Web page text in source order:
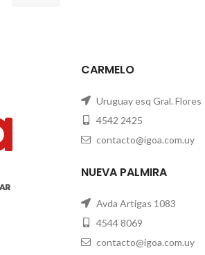
CARMELO
Uruguay esq Gral. Flores
4542 2425
contacto@igoa.com.uy
NUEVA PALMIRA
Avda Artigas 1083
4544 8069
contacto@igoa.com.uy